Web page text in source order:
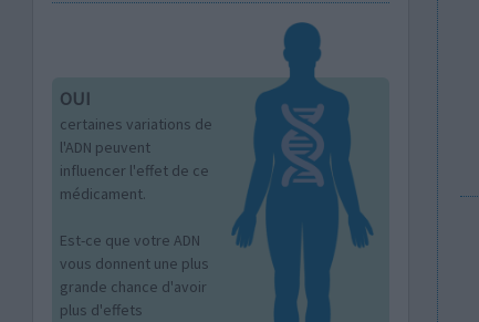
OUI
certaines variations de
l'ADN peuvent
influencer l'effet de ce
médicament.
Est-ce que votre ADN
vous donnent une plus
grande chance d'avoir
plus d'effets